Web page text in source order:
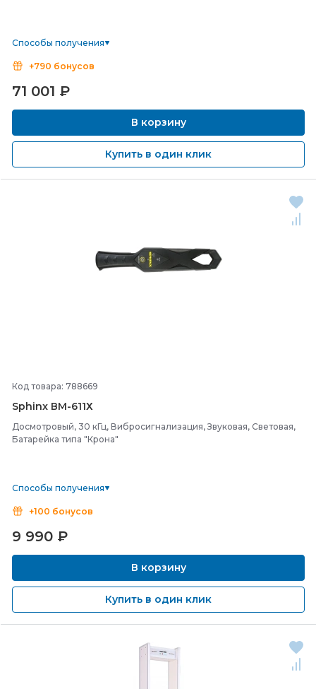
Способы получения
+790 бонусов
71 001 ₽
В корзину
Купить в один клик
Код товара: 788669
Sphinx ВМ-611Х
Досмотровый, 30 кГц, Вибросигнализация, Звуковая, Световая,
Батарейка типа "Крона"
Способы получения
+100 бонусов
9 990 ₽
В корзину
Купить в один клик